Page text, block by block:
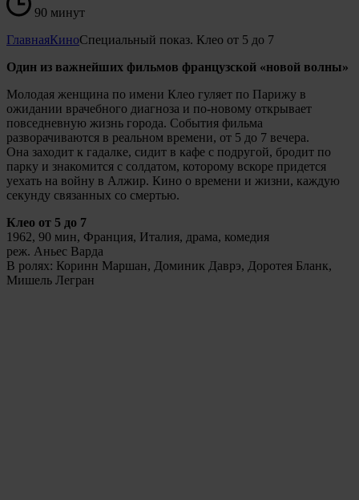
90 минут
ГлавнаяКиноСпециальный показ. Клео от 5 до 7
Один из важнейших фильмов французской «новой волны»
Молодая женщина по имени Клео гуляет по Парижу в
ожидании врачебного диагноза и по-новому открывает
повседневную жизнь города. События фильма
разворачиваются в реальном времени, от 5 до 7 вечера.
Она заходит к гадалке, сидит в кафе с подругой, бродит по
парку и знакомится с солдатом, которому вскоре придется
уехать на войну в Алжир. Кино о времени и жизни, каждую
секунду связанных со смертью.
Клео от 5 до 7
1962, 90 мин, Франция, Италия, драма, комедия
реж. Аньес Варда
В ролях: Коринн Маршан, Доминик Даврэ, Доротея Бланк,
Мишель Легран